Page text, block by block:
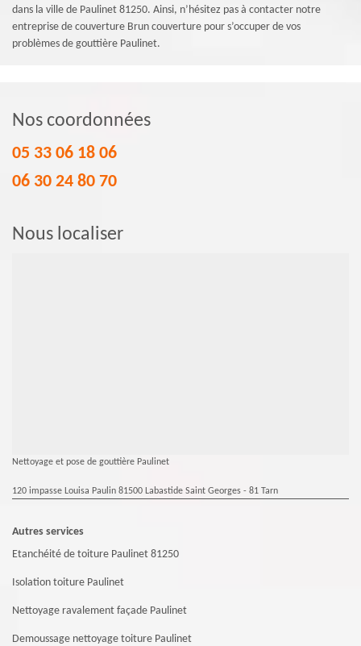
dans la ville de Paulinet 81250. Ainsi, n’hésitez pas à contacter notre
entreprise de couverture Brun couverture pour s’occuper de vos
problèmes de gouttière Paulinet.
Nos coordonnées
05 33 06 18 06
06 30 24 80 70
Nous localiser
Nettoyage et pose de gouttière Paulinet
120 impasse Louisa Paulin 81500 Labastide Saint Georges - 81 Tarn
Autres services
Etanchéité de toiture Paulinet 81250
Isolation toiture Paulinet
Nettoyage ravalement façade Paulinet
Demoussage nettoyage toiture Paulinet